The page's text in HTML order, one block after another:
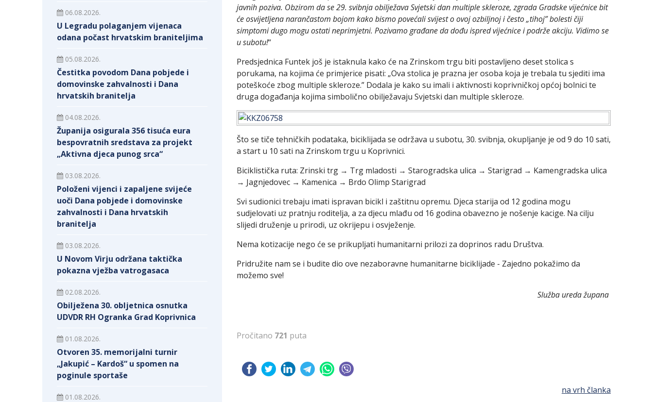
06.08.2026.
U Legradu polaganjem vijenaca
odana počast hrvatskim braniteljima
05.08.2026.
Čestitka povodom Dana pobjede i
domovinske zahvalnosti i Dana
hrvatskih branitelja
04.08.2026.
Županija osigurala 356 tisuća eura
bespovratnih sredstava za projekt
„Aktivna djeca punog srca“
03.08.2026.
Položeni vijenci i zapaljene svijeće
uoči Dana pobjede i domovinske
zahvalnosti i Dana hrvatskih
branitelja
03.08.2026.
U Novom Virju održana taktička
pokazna vježba vatrogasaca
02.08.2026.
Obilježena 30. obljetnica osnutka
UDVDR RH Ogranka Grad Koprivnica
01.08.2026.
Otvoren 35. memorijalni turnir
„Jakupić – Kardoš“ u spomen na
poginule sportaše
01.08.2026.
javnih poziva. Obzirom da se 29. svibnja obilježava Svjetski dan multiple skleroze, zgrada Gradske vijećnice bit
će osvijetljena narančastom bojom kako bismo povećali svijest o ovoj ozbiljnoj i često „tihoj” bolesti čiji
simptomi dugo mogu ostati neprimjetni. Pozivamo građane da dođu ispred vijećnice i podrže akciju. Vidimo se
u subotu!“
Predsjednica Funtek još je istaknula kako će na Zrinskom trgu biti postavljeno deset stolica s
porukama, na kojima će primjerice pisati: „Ova stolica je prazna jer osoba koja je trebala tu sjediti ima
poteškoće zbog multiple skleroze.” Dodala je kako su imali i aktivnosti koprivničkoj općoj bolnici te
druga događanja kojima simbolično obilježavaju Svjetski dan multiple skleroze.
Što se tiče tehničkih podataka, biciklijada se održava u subotu, 30. svibnja, okupljanje je od 9 do 10 sati,
a start u 10 sati na Zrinskom trgu u Koprivnici.
Biciklistička ruta: Zrinski trg → Trg mladosti → Starogradska ulica → Starigrad → Kamengradska ulica
→ Jagnjedovec → Kamenica → Brdo Olimp Starigrad
Svi sudionici trebaju imati ispravan bicikl i zaštitnu opremu. Djeca starija od 12 godina mogu
sudjelovati uz pratnju roditelja, a za djecu mlađu od 16 godina obavezno je nošenje kacige. Na cilju
slijedi druženje u prirodi, uz okrijepu i osvježenje.
Nema kotizacije nego će se prikupljati humanitarni prilozi za doprinos radu Društva.
Pridružite nam se i budite dio ove nezaboravne humanitarne biciklijade - Zajedno pokažimo da
možemo sve!
Služba ureda župana
Pročitano 721 puta
na vrh članka